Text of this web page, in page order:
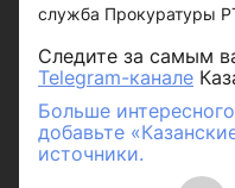
служба Прокуратуры
Следите за самым
Telegram-канале
Больше
добавьте
источники.